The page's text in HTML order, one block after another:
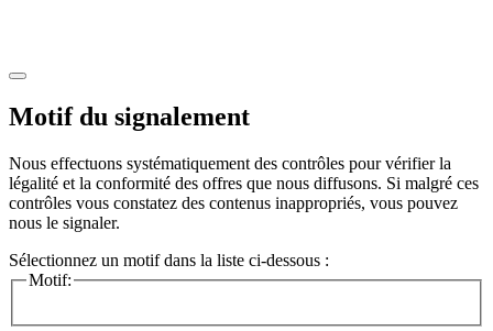
Motif du signalement
Nous effectuons systématiquement des contrôles pour vérifier la
légalité et la conformité des offres que nous diffusons. Si malgré ces
contrôles vous constatez des contenus inappropriés, vous pouvez
nous le signaler.
Sélectionnez un motif dans la liste ci-dessous :
Motif: